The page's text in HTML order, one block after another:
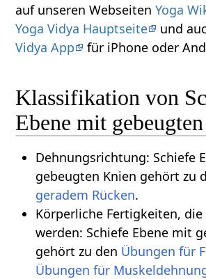
auf unseren WebseitenYoga
Yoga Vidya Hauptseite
und
Vidya App
für iPhone oder
Klassifikation von
Ebene mit
Dehnungsrichtung: Schiefe
gebeugten Knien gehört zu
geradem Rücken.
Körperliche Fertigkeiten,
werden: Schiefe Ebene mit
gehört zu den Übungen für
Übungen für